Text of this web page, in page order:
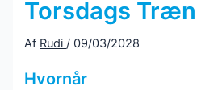
Torsdags
Af Rudi/09/03/2028
Hvornår